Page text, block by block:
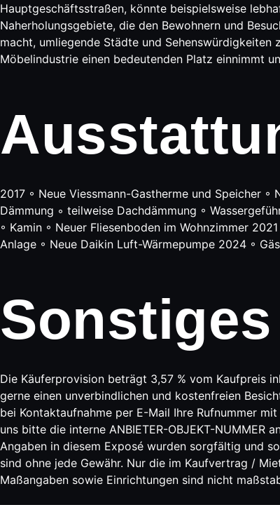
Hauptgeschäftsstraßen, könnte beispielsweise
Naherholungsgebiete, die den Bewohnern und
macht, umliegende Städte und
Möbelindustrie einen bedeutenden Platz einnimmt
2017 ◦ Neue Viessmann-Gastherme und Speicher
Dämmung ◦ teilweise Dachdämmung ◦
◦ Kamin ◦ Neuer Fliesenboden im Wohnzimmer
Anlage ◦ Neue Daikin Luft-Wärmepumpe 2024 ◦
Sonstiges
Die Käuferprovision beträgt 3,57 % vom Kaufpreis
gerne einen unverbindlichen und kostenfreien
bei Kontaktaufnahme per E-Mail Ihre Rufnummer
uns bitte die interne ANBIETER-OBJEKT-
Angaben in diesem Exposé wurden sorgfältig und
sind ohne jede Gewähr. Nur die im Kaufvertrag /
Maßangaben sowie Einrichtungen sind nicht